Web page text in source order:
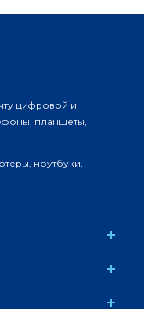
цифровой и
планшеты,
ноутбуки,